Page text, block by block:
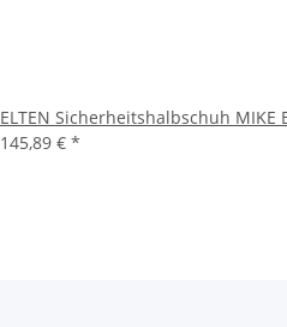
ELTEN Sicherheitshalbschuh MIKE
145,89 € *